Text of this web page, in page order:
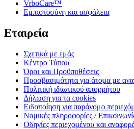
VrboCare™
Εμπιστοσύνη και ασφάλεια
Εταιρεία
Σχετικά με εμάς
Κέντρο Τύπου
Όροι και Προϋποθέσεις
Προσβασιμότητα για άτομα με
Πολιτική ιδιωτικού απορρήτου
Δήλωση για τα cookies
Ειδοποίηση για παράνομο
Νομικές πληροφορίες /
Οδηγίες περιεχομένου και